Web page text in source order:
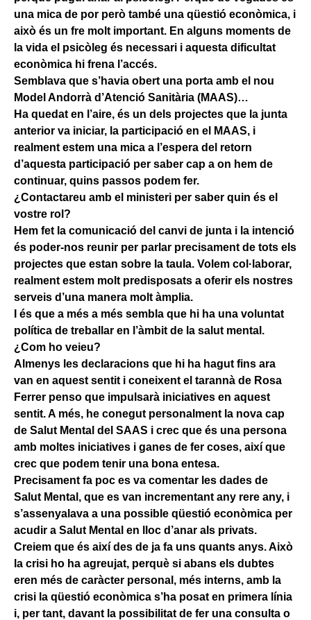
una mica de por però també una qüestió econòmica, i
això és un fre molt important. En alguns moments de
la vida el psicòleg és necessari i aquesta dificultat
econòmica hi frena l’accés.
Semblava que s’havia obert una porta amb el nou
Model Andorrà d’Atenció Sanitària (MAAS)…
Ha quedat en l’aire, és un dels projectes que la junta
anterior va iniciar, la participació en el MAAS, i
realment estem una mica a l’espera del retorn
d’aquesta participació per saber cap a on hem de
continuar, quins passos podem fer.
¿Contactareu amb el ministeri per saber quin és el
vostre rol?
Hem fet la comunicació del canvi de junta i la intenció
és poder-nos reunir per parlar precisament de tots els
projectes que estan sobre la taula. Volem col·laborar,
realment estem molt predisposats a oferir els nostres
serveis d’una manera molt àmplia.
I és que a més a més sembla que hi ha una voluntat
política de treballar en l’àmbit de la salut mental.
¿Com ho veieu?
Almenys les declaracions que hi ha hagut fins ara
van en aquest sentit i coneixent el tarannà de Rosa
Ferrer penso que impulsarà iniciatives en aquest
sentit. A més, he conegut personalment la nova cap
de Salut Mental del SAAS i crec que és una persona
amb moltes iniciatives i ganes de fer coses, així que
crec que podem tenir una bona entesa.
Precisament fa poc es va comentar les dades de
Salut Mental, que es van incrementant any rere any, i
s’assenyalava a una possible qüestió econòmica per
acudir a Salut Mental en lloc d’anar als privats.
Creiem que és així des de ja fa uns quants anys. Això
la crisi ho ha agreujat, perquè si abans els dubtes
eren més de caràcter personal, més interns, amb la
crisi la qüestió econòmica s’ha posat en primera línia
i, per tant, davant la possibilitat de fer una consulta o